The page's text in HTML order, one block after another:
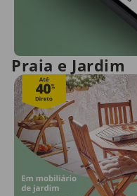
Praia e Jardim